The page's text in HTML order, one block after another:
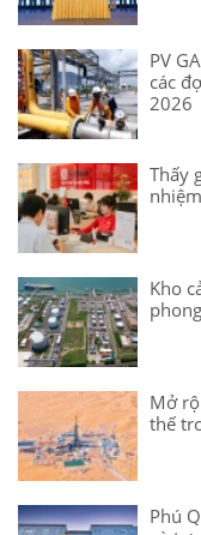
PV
các
2026
Thấy
Kho
Mở
thế
Phú